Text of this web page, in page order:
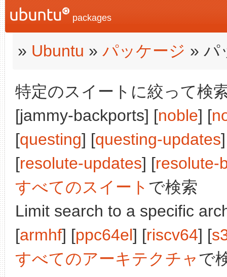
packages
» Ubuntu » パッケージ » パ
特定のスイートに絞って検
[jammy-backports] [noble] [
[questing] [questing-updates
[resolute-updates] [resolute-
すべてのスイート で検索
Limit search to a specific
[armhf] [ppc64el] [riscv64] [
すべてのアーキテクチャで